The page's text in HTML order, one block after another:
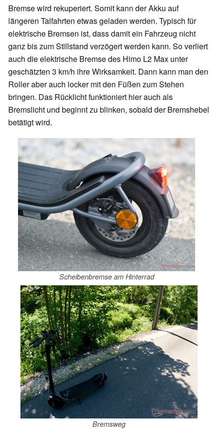
Bremse wird rekuperiert. Somit kann der Akku auf
längeren Talfahrten etwas geladen werden. Typisch für
elektrische Bremsen ist, dass damit ein Fahrzeug nicht
ganz bis zum Stillstand verzögert werden kann. So verliert
auch die elektrische Bremse des Himo L2 Max unter
geschätzten 3 km/h ihre Wirksamkeit. Dann kann man den
Roller aber auch locker mit den Füßen zum Stehen
bringen. Das Rücklicht funktioniert hier auch als
Bremslicht und beginnt zu blinken, sobald der Bremshebel
betätigt wird.
Scheibenbremse am Hinterrad
Bremsweg